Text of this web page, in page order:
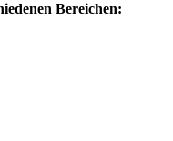
Bereichen: